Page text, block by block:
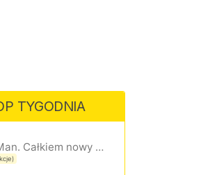
TYGODNIA
Spider-Man. Całkiem nowy dzień